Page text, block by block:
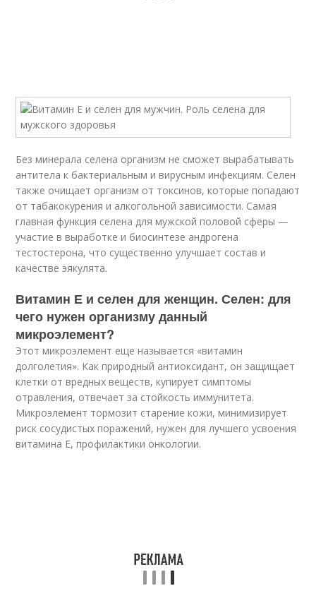
Без минерала селена организм не сможет вырабатывать
антитела к бактериальным и вирусным инфекциям. Селен
также очищает организм от токсинов, которые попадают
от табакокурения и алкогольной зависимости. Самая
главная функция селена для мужской половой сферы —
участие в выработке и биосинтезе андрогена
тестостерона, что существенно улучшает состав и
качестве эякулята.
Витамин Е и селен для женщин. Селен: для
чего нужен организму данный
микроэлемент?
Этот микроэлемент еще называется «витамин
долголетия». Как природный антиоксидант, он защищает
клетки от вредных веществ, купирует симптомы
отравления, отвечает за стойкость иммунитета.
Микроэлемент тормозит старение кожи, минимизирует
риск сосудистых поражений, нужен для лучшего усвоения
витамина Е, профилактики онкологии.